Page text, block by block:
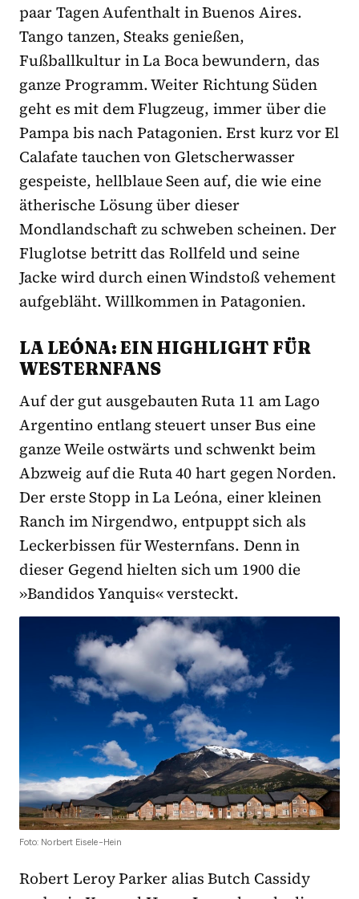
paar Tagen Aufenthalt in Buenos Aires.
Tango tanzen, Steaks genießen,
Fußballkultur in La Boca bewundern, das
ganze Programm. Weiter Richtung Süden
geht es mit dem Flugzeug, immer über die
Pampa bis nach Patagonien. Erst kurz vor El
Calafate tauchen von Gletscherwasser
gespeiste, hellblaue Seen auf, die wie eine
ätherische Lösung über dieser
Mondlandschaft zu schweben scheinen. Der
Fluglotse betritt das Rollfeld und seine
Jacke wird durch einen Windstoß vehement
aufgebläht. Willkommen in Patagonien.
LA LEÓNA: EIN HIGHLIGHT FÜR
WESTERNFANS
Auf der gut ausgebauten Ruta 11 am Lago
Argentino entlang steuert unser Bus eine
ganze Weile ostwärts und schwenkt beim
Abzweig auf die Ruta 40 hart gegen Norden.
Der erste Stopp in La Leóna, einer kleinen
Ranch im Nirgendwo, entpuppt sich als
Leckerbissen für Westernfans. Denn in
dieser Gegend hielten sich um 1900 die
»Bandidos Yanquis« versteckt.
Foto: Norbert Eisele-Hein
Robert Leroy Parker alias Butch Cassidy